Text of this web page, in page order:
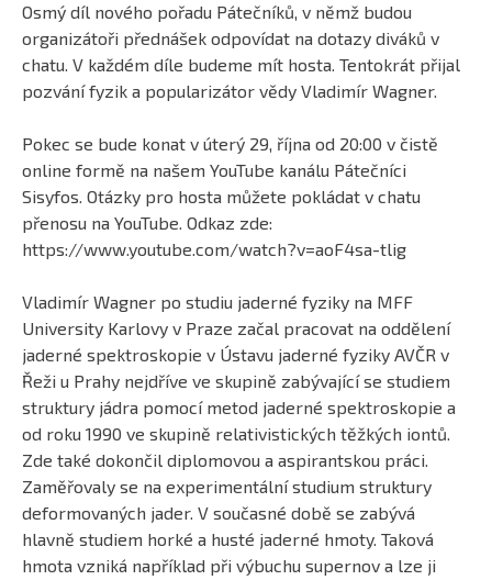
Osmý díl nového pořadu Pátečníků, v němž budou
organizátoři přednášek odpovídat na dotazy diváků v
chatu. V každém díle budeme mít hosta. Tentokrát přijal
pozvání fyzik a popularizátor vědy Vladimír Wagner.
Pokec se bude konat v úterý 29, října od 20:00 v čistě
online formě na našem YouTube kanálu Pátečníci
Sisyfos. Otázky pro hosta můžete pokládat v chatu
přenosu na YouTube. Odkaz zde:
https://www.youtube.com/watch?v=aoF4sa-tlig
Vladimír Wagner po studiu jaderné fyziky na MFF
University Karlovy v Praze začal pracovat na oddělení
jaderné spektroskopie v Ústavu jaderné fyziky AVČR v
Řeži u Prahy nejdříve ve skupině zabývající se studiem
struktury jádra pomocí metod jaderné spektroskopie a
od roku 1990 ve skupině relativistických těžkých iontů.
Zde také dokončil diplomovou a aspirantskou práci.
Zaměřovaly se na experimentální studium struktury
deformovaných jader. V současné době se zabývá
hlavně studiem horké a husté jaderné hmoty. Taková
hmota vzniká například při výbuchu supernov a lze ji